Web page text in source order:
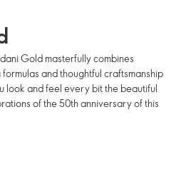
Gold masterfully combines
and thoughtful craftsmanship
look and feel every bit the beautiful
of the 50th anniversary of this